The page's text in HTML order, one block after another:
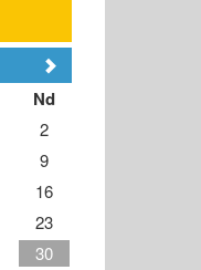
Nd
2
9
16
23
30